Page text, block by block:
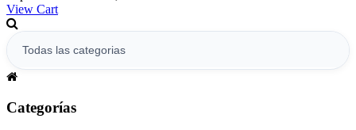
View Cart
Categorías